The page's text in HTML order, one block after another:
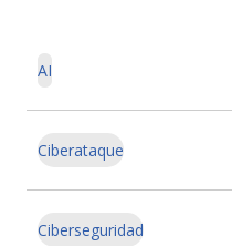
AI
Ciberataque
Ciberseguridad